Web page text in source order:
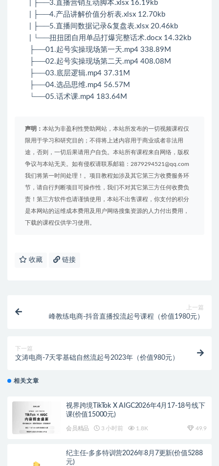
| ├──3.直播营销互动脚本.xlsx 16.19kb
| ├──4.产品讲解价值分析表.xlsx 12.70kb
| ├──5.直播间数据记录&复盘表.xlsx 20.46kb
| └──扭扭团自用单品打爆完整话术.docx 14.32kb
├──01.起号实操现场第一天.mp4 338.89M
├──02.起号实操现场第二天.mp4 408.08M
├──03.底层逻辑.mp4 37.31M
├──04.选品思维.mp4 56.57M
└──05.话术课.mp4 183.64M
声明： 本站为非盈利性赞助网站，本站所发布的一切视频课程仅
限用于学习和研究目的；不得将上述内容用于商业或者非法用
途，否则，一切后果请用户自负。本站所有课程来自网络，版权
争议与本站无关。如有侵权请联系邮箱：2879294521@qq.com
我们将第一时间处理！。项目教程如涉及其它第三方收费服务环
节，请自行判断项目可操作性，我们不对其它第三方任何收费负
责！第三方软件也请谨慎使用，本站不出售课程，你支付的积分
是本网站的运维成本费用及用户网络搜集资源的人力付出费用，
下载的课程仅供学习使用。
收藏 链接
上一篇
峰教练电商-抖音直播投流起号课程（价值1980元）
下一篇
文涛电商-7天零基础自然流起号2023年（价值980元）
相关文章
视界跨境TikTok X AIGC2026年4月17-18号线下
课(价值15000元)
会员精品 3 小时前 1.8K 49.9
纪主任-多多特训营2026年8月7更新(价值5288
元)